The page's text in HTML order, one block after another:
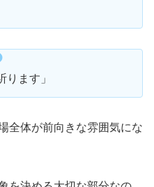
ります」
全体が前向きな雰囲気にな